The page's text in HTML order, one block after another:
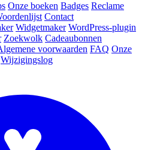
Onze boeken Badges Reclame
Contact
Widgetmaker WordPress-plugin
Zoekwolk Cadeaubonnen
voorwaarden FAQ Onze
Wijzigingslog